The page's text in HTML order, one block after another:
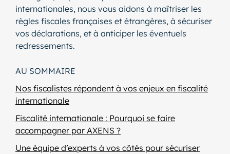
internationales, nous vous aidons à maîtriser les
règles fiscales françaises et étrangères, à sécuriser
vos déclarations, et à anticiper les éventuels
redressements.
AU SOMMAIRE
Nos fiscalistes répondent à vos enjeux en fiscalité
internationale
Fiscalité internationale : Pourquoi se faire
accompagner par AXENS ?
Une équipe d’experts à vos côtés pour sécuriser